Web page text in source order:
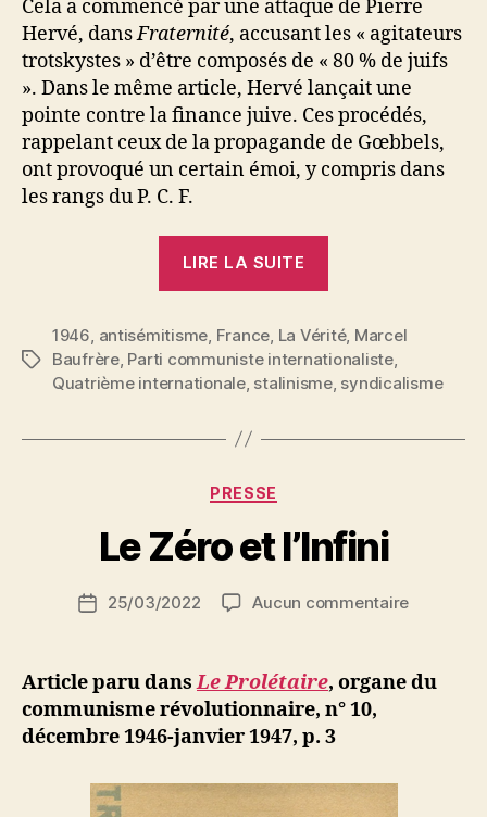
Cela a commencé par une attaque de Pierre
Hervé, dansFraternité, accusant les « agitateurs
trotskystes » d’être composés de « 80 % de juifs
». Dans le même article, Hervé lançait une
pointe contre la finance juive. Ces procédés,
rappelant ceux de la propagande de Gœbbels,
ont provoqué un certain émoi, y compris dans
les rangs du P. C. F.
LIRE LA SUITE
Pour
la
première
de
C.G.T.
poison
venimeux
du
Étiquettes
1946 antisémitisme France La Vérité, Marcel
Baufrère, Parti communiste internationaliste,
Quatrième internationale, stalinisme, syndicalisme
Catégories
PRESSE
Le Zéro et l’Infini
r
N
ji
b
Date25/03/2022 Aucun commentairesur
et
Article paru dansLe Prolétaire, organe du
communisme révolutionnaire, n° 10,
décembre 1946-janvier 1947, p. 3